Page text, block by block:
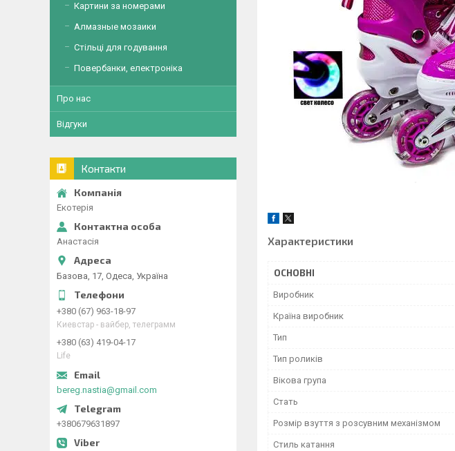
Характеристики
ОСНОВНІ
Виробник
Країна виробник
Тип
Тип роликів
Вікова група
Стать
Розмір взуття з розсувним механізмом
Стиль катання
Картини за номерами
Алмазные мозаики
Стільці для годування
Повербанки, електроніка
Про нас
Відгуки
Контакти
Екотерія
Анастасія
Базова, 17, Одеса, Україна
+380 (67) 963-18-97
Киевстар - вайбер, телеграмм
+380 (63) 419-04-17
Life
bereg.nastia@gmail.com
+380679631897